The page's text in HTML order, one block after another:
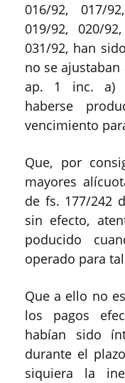
016/92, 017/
019/92, 020/
031/92, han
no se
ap. 1 inc. a)
haberse
vencimiento
Que, por
mayores
de fs. 177/242
sin efecto,
poducido
operado para
Que a ello no
los pagos
habían sido
durante el
siquiera la